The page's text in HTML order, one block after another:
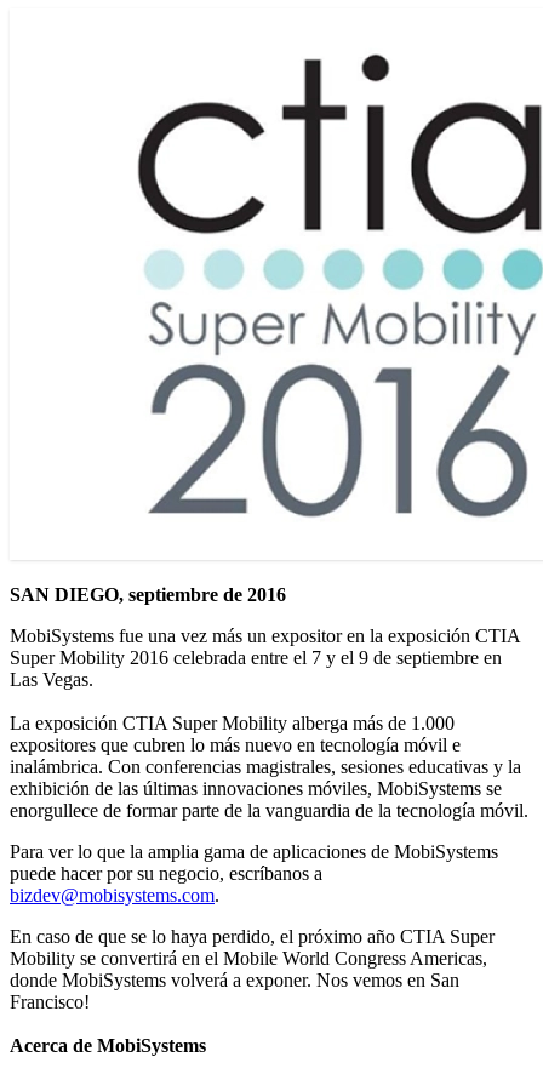
SAN DIEGO, septiembre de 2016
MobiSystems fue una vez más un expositor en la exposición CTIA
Super Mobility 2016 celebrada entre el 7 y el 9 de septiembre en
Las Vegas.
La exposición CTIA Super Mobility alberga más de 1.000
expositores que cubren lo más nuevo en tecnología móvil e
inalámbrica. Con conferencias magistrales, sesiones educativas y la
exhibición de las últimas innovaciones móviles, MobiSystems se
enorgullece de formar parte de la vanguardia de la tecnología móvil.
Para ver lo que la amplia gama de aplicaciones de MobiSystems
puede hacer por su negocio, escríbanos a
bizdev@mobisystems.com.
En caso de que se lo haya perdido, el próximo año CTIA Super
Mobility se convertirá en el Mobile World Congress Americas,
donde MobiSystems volverá a exponer. Nos vemos en San
Francisco!
Acerca de MobiSystems